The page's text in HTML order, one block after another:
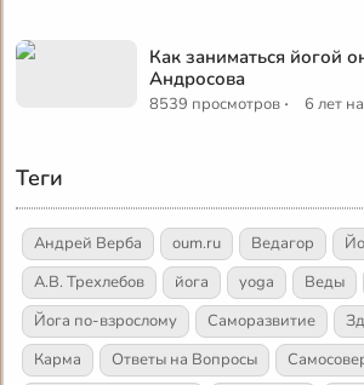
Как заниматься йогой
Андросова
8539 просмотров · 6 лет
Теги
Андрей Верба oum.ru Ведагор
А.В. Трехлебов
йога yoga Веды
Йога по-взрослому
Саморазвитие
Карма
Ответы на Вопросы